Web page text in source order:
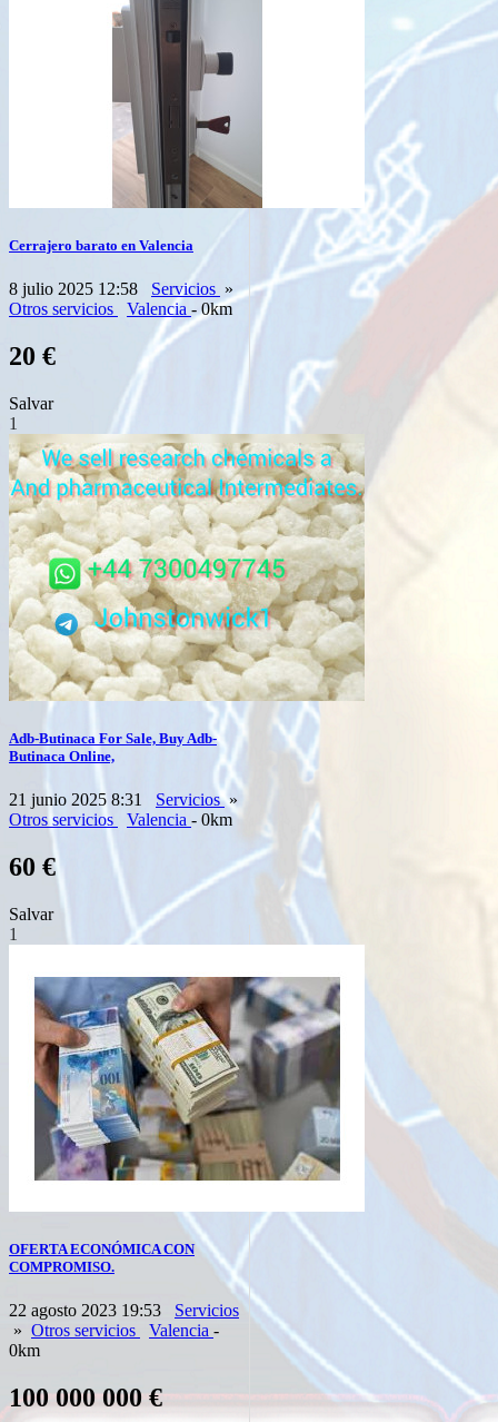
Cerrajero barato en Valencia
8 julio 2025 12:58 Servicios »
Otros servicios
Valencia - 0km
20 €
Salvar
1
Adb-Butinaca For Sale, Buy Adb-
Butinaca Online,
21 junio 2025 8:31 Servicios»
Otros servicios
Valencia - 0km
60 €
Salvar
1
OFERTA ECONÓMICA CON
COMPROMISO.
22 agosto 2023 19:53
Servicios
» Otros servicios Valencia -
0km
100 000 000 €